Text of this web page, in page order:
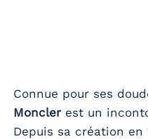
Connue pour ses
Monclerest un
Depuis sa création en